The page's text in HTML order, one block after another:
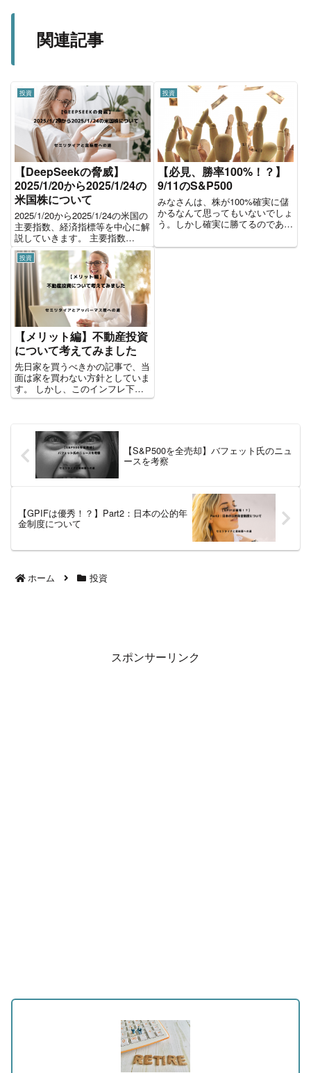
関連記事
投資
【DeepSeekの脅威】
2025/1/20から2025/1/24の
米国株について
2025/1/20から2025/1/24の米国の
主要指数、経済指標等を中心に解
説していきます。 主要指数
2025/1/20から2025/1/24の1週間
のパフォーマンスです。全体を通
して大きなマイナスで終えた1週
間でした。 2025/1/...
投資
【必見、勝率100%！？】
9/11のS&P500
みなさんは、株が100%確実に儲
かるなんて思ってもいないでしょ
う。しかし確実に勝てるのであれ
も当然です。過去10年の中であ
投資
【メリット編】不動産投資
について考えてみました
先日家を買うべきかの記事で、当
面は家を買わない方針としていま
す。 しかし、このインフレ下で
株以外の資産を持つこともどうだ
資およびそのメリットを挙げてい
きます。 不動産投資とは 不動...【S&P500を全売却】バフェット氏のニュ
ースを考察
【GPIFは優秀！？】Part2：日本の公的年
金制度について
ホーム 投資
スポンサーリンク